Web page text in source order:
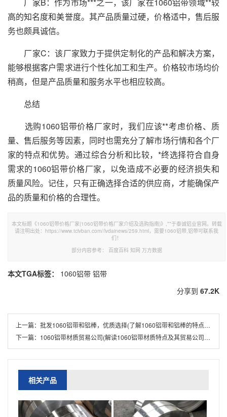
厂家B：作为市场***之一，该厂家在1060铝带领域**较
高的知名度和美誉度。其产品质量过硬，价格适中，售后服
务也颇具诚信。
厂家C：该厂家致力于提供定制化的产品和解决方案，
能够根据客户需求进行个性化加工和生产。价格较市场均价
稍高，但是产品质量和服务水平也相应较高。
总结
选购1060铝带价格厂家时，我们应该**考虑价格、质
量、售后服务等因素，同时也需充分了解市场行情和各个厂
家的特点和优势。通过综合分析和比较，*终选择符合自身
需求的1060铝带价格厂家，以免造成不必要的经济损失和
质量风险。记住，只有正确选择合适的供应商，才能确保产
品的质量和价格的合理性。
本文标题《1060铝带价格厂家(1060铝带价格厂家介绍及选购指南)》,**于泰诚铝业官网。转载
请注明出处：https://www.tclvban.com//lvdainews/259.html，需要1060铝带,铝带可联系我
们！
部分内容参考：
百度百科 知网 万方数据
本文TGA标签： 1060铝带 铝带
分享到 67.2K
上一篇： 批发1060铝带和铝棒，优质选择(了解1060铝带和铝棒的特点和应用领域)
下一篇： 1060铝带材质贸易公司(解读1060铝带材质特点及其贸易公司的优势)
相关产品